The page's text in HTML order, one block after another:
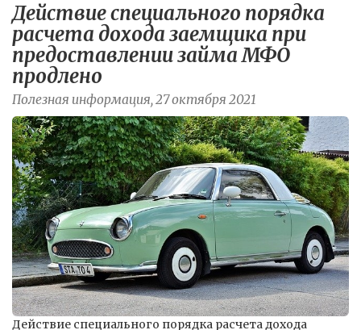
Действие специального порядка
расчета дохода заемщика при
предоставлении займа МФО
продлено
Полезная информация, 27 октября 2021
Действие специального порядка расчета дохода